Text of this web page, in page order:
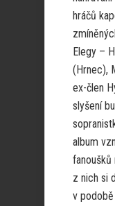
hráčů
Elegy –
(Hrnec),
ex-člen
slyšení
album
fanoušků
z nich si
v podobě